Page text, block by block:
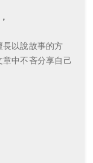
以說故事的方
中不吝分享自己